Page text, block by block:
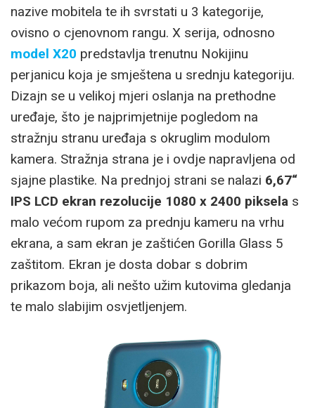
nazive mobitela te ih svrstati u 3 kategorije,
ovisno o cjenovnom rangu. X serija, odnosno
model X20 predstavlja trenutnu Nokijinu
perjanicu koja je smještena u srednju kategoriju.
Dizajn se u velikoj mjeri oslanja na prethodne
uređaje, što je najprimjetnije pogledom na
stražnju stranu uređaja s okruglim modulom
kamera. Stražnja strana je i ovdje napravljena od
sjajne plastike. Na prednjoj strani se nalazi 6,67“
IPS LCD ekran rezolucije 1080 x 2400 piksela s
malo većom rupom za prednju kameru na vrhu
ekrana, a sam ekran je zaštićen Gorilla Glass 5
zaštitom. Ekran je dosta dobar s dobrim
prikazom boja, ali nešto užim kutovima gledanja
te malo slabijim osvjetljenjem.